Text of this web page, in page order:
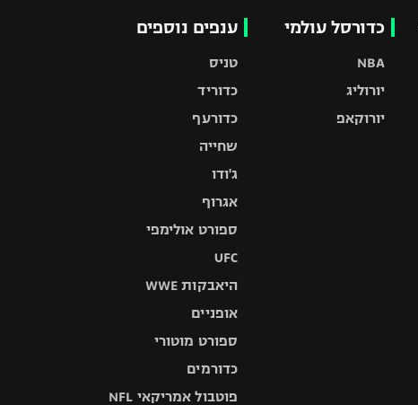
כדורסל עולמי
NBA
יורוליג
יורוקאפ
ענפים נוספים
טניס
כדוריד
כדורעף
שחייה
ג'ודו
אגרוף
ספורט אולימפי
UFC
היאבקות WWE
אופניים
ספורט מוטורי
כדורמים
פוטבול אמריקאי NFL